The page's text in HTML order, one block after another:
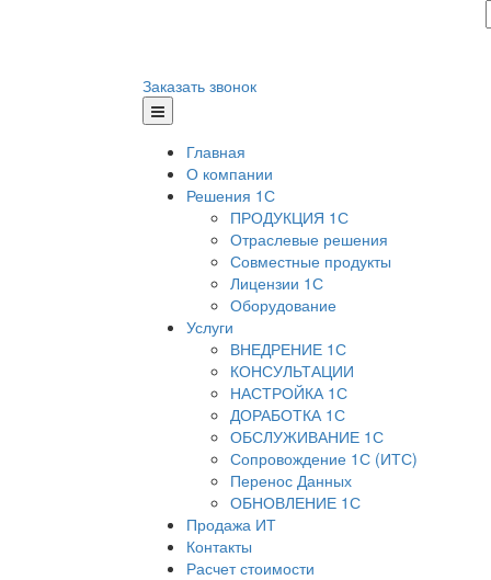
Заказать звонок
Главная
О компании
Решения 1С
ПРОДУКЦИЯ 1С
Отраслевые решения
Совместные продукты
Лицензии 1С
Оборудование
Услуги
ВНЕДРЕНИЕ 1С
КОНСУЛЬТАЦИИ
НАСТРОЙКА 1С
ДОРАБОТКА 1С
ОБСЛУЖИВАНИЕ 1С
Сопровождение 1С (ИТС)
Перенос Данных
ОБНОВЛЕНИЕ 1С
Продажа ИТ
Контакты
Расчет стоимости